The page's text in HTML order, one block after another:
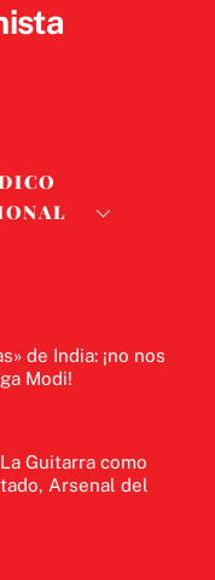
de India: ¡no nos
Modi!
Guitarra como
Arsenal del